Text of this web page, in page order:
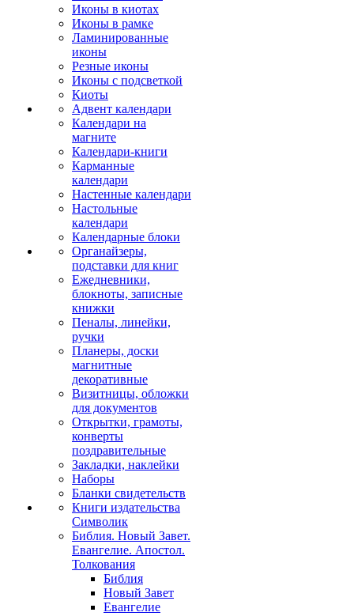
Иконы в киотах
Иконы в рамке
Ламинированные
иконы
Резные иконы
Иконы с подсветкой
Киоты
Адвент календари
Календари на
магните
Календари-книги
Карманные
календари
Настенные календари
Настольные
календари
Календарные блоки
Органайзеры,
подставки для книг
Ежедневники,
блокноты, записные
книжки
Пеналы, линейки,
ручки
Планеры, доски
магнитные
декоративные
Визитницы, обложки
для документов
Открытки, грамоты,
конверты
поздравительные
Закладки, наклейки
Наборы
Бланки свидетельств
Книги издательства
Символик
Библия. Новый Завет.
Евангелие. Апостол.
Толкования
Библия
Новый Завет
Евангелие